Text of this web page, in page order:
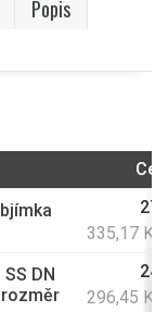
Popis
335,17 Kč
DN
296,45 Kč